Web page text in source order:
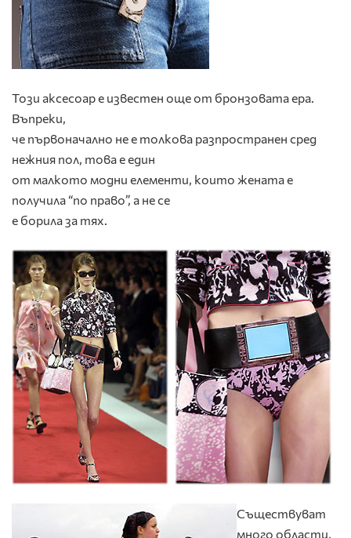
Този аксесоар е известен още от бронзовата ера.
Въпреки,
че първоначално не е толкова разпространен сред
нежния пол, това е един
от малкото модни елементи, които жената е
получила “по право”, а не се
е борила за тях.
Съществуват
много области,